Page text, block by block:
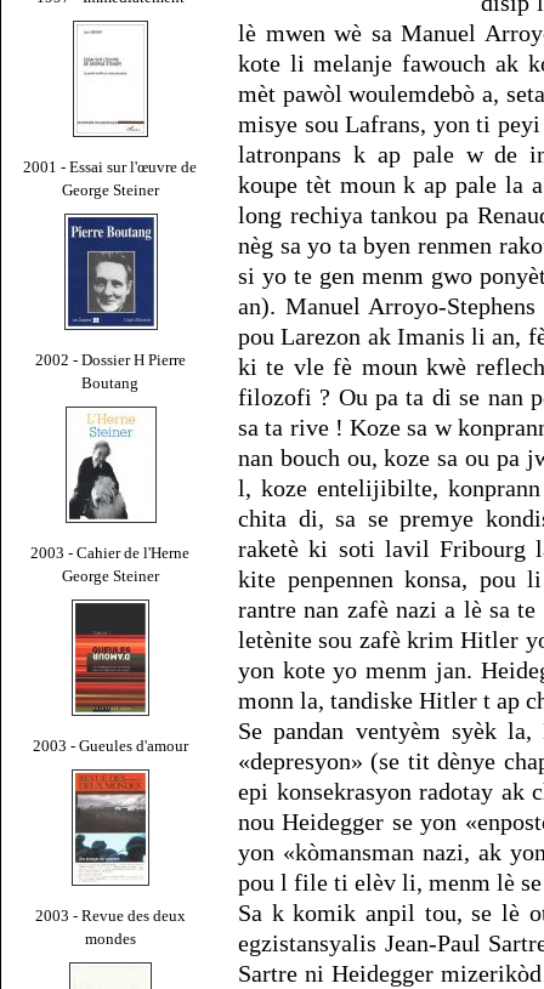
2001 - Essai sur l'œuvre de
George Steiner
2002 - Dossier H Pierre
Boutang
2003 - Cahier de l'Herne
George Steiner
2003 - Gueules d'amour
2003 - Revue des deux
mondes
lè mwen wè sa Manuel
kote li melanje fawouch ak
mèt pawòl woulemdebò a,
misye sou Lafrans, yon ti
latronpans k ap pale w de
koupe tèt moun k ap pale la
long rechiya tankou pa
nèg sa yo ta byen renmen
si yo te gen menm gwo
an). Manuel Arroyo-
pou Larezon ak Imanis li an,
ki te vle fè moun kwè
filozofi ? Ou pa ta di se nan
sa ta rive ! Koze sa w
nan bouch ou, koze sa ou pa
l, koze entelijibilte,
chita di, sa se premye
raketè ki soti lavil Fribourg
kite penpennen konsa, pou
rantre nan zafè nazi a lè sa
letènite sou zafè krim Hitler
yon kote yo menm jan.
monn la, tandiske Hitler t ap
Se pandan ventyèm syèk
«depresyon» (se tit dènye
epi konsekrasyon radotay ak
nou Heidegger se yon
yon «kòmansman nazi, ak
pou l file ti elèv li, menm lè
Sa k komik anpil tou, se lè
egzistansyalis Jean-Paul
Sartre ni Heidegger